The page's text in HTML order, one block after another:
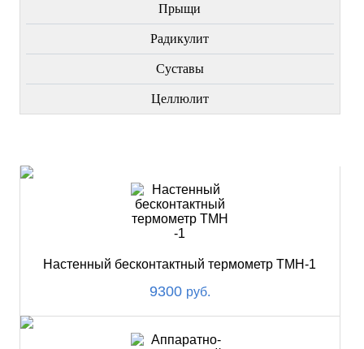
Прыщи
Радикулит
Суставы
Целлюлит
Настенный бесконтактный термометр ТМН-1
9300 руб.